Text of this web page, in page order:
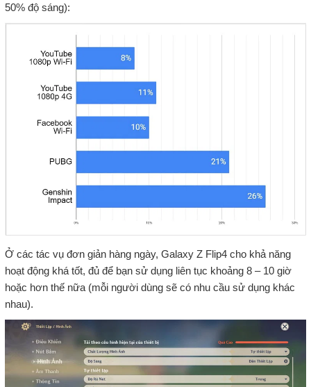
50% độ sáng):
Ở các tác vụ đơn giản hàng ngày, Galaxy Z Flip4 cho khả năng
hoạt động khá tốt, đủ để bạn sử dụng liên tục khoảng 8 – 10 giờ
hoặc hơn thế nữa (mỗi người dùng sẽ có nhu cầu sử dụng khác
nhau).